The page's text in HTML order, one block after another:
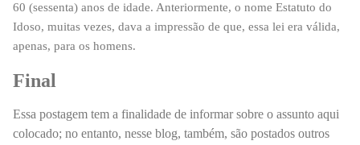
60 (sessenta) anos de idade. Anteriormente, o nome Estatuto do
Idoso, muitas vezes, dava a impressão de que, essa lei era válida,
apenas, para os homens.
Final
Essa postagem tem a finalidade de informar sobre o assunto aqui
colocado; no entanto, nesse blog, também, são postados outros